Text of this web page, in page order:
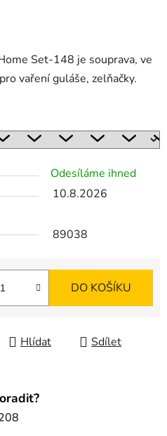
Set-148 je souprava, ve
vaření guláše, zelňačky.
Odesíláme ihned
10.8.2026
89038
DO KOŠÍKU
Hlídat Sdílet